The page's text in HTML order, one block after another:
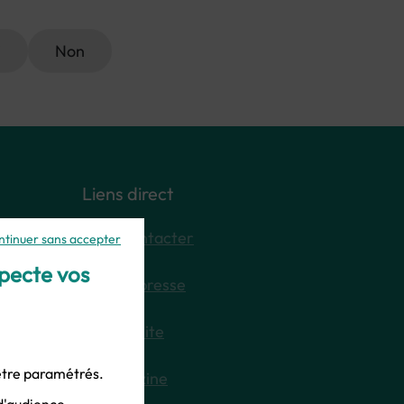
Non
Liens direct
Nous contacter
Espace presse
Plan du site
E-magazine
sans accepter
vos
paramétrés.